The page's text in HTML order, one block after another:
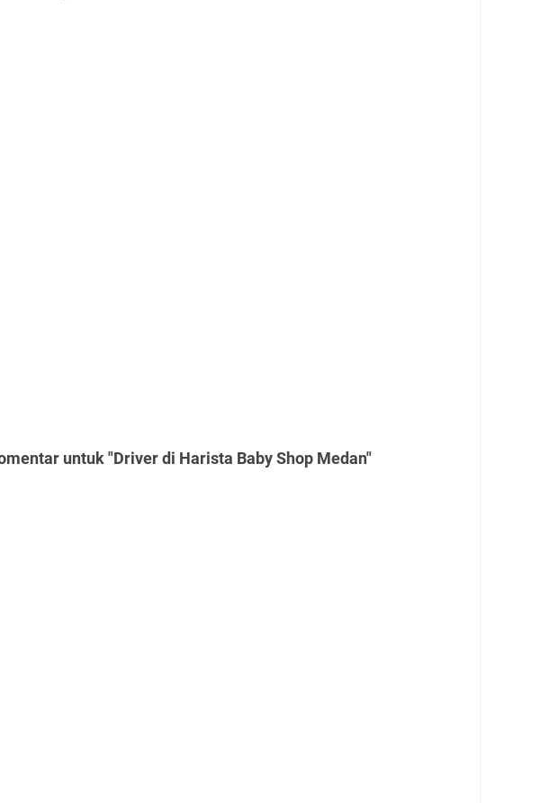
untuk "Driver di Harista Baby Shop Medan"